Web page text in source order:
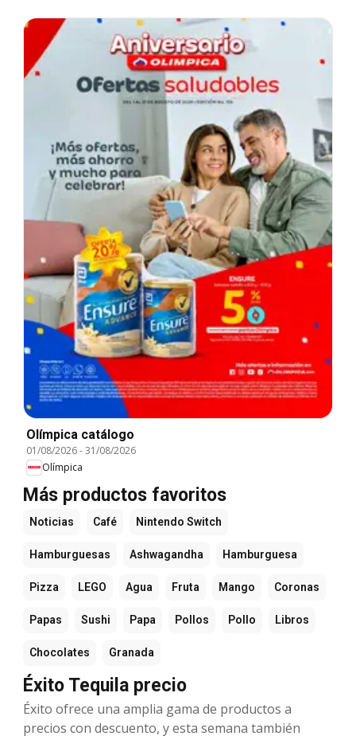
Olímpica catálogo
01/08/2026-31/08/2026
Olímpica
Más productos favoritos
Noticias Café Nintendo Switch
Hamburguesas Ashwagandha Hamburguesa
Pizza LEGO Agua Fruta Mango Coronas
Papas Sushi Papa Pollos Pollo Libros
Chocolates Granada
Éxito Tequila precio
Éxito ofrece una amplia gama de productos a
precios con descuento, y esta semana también